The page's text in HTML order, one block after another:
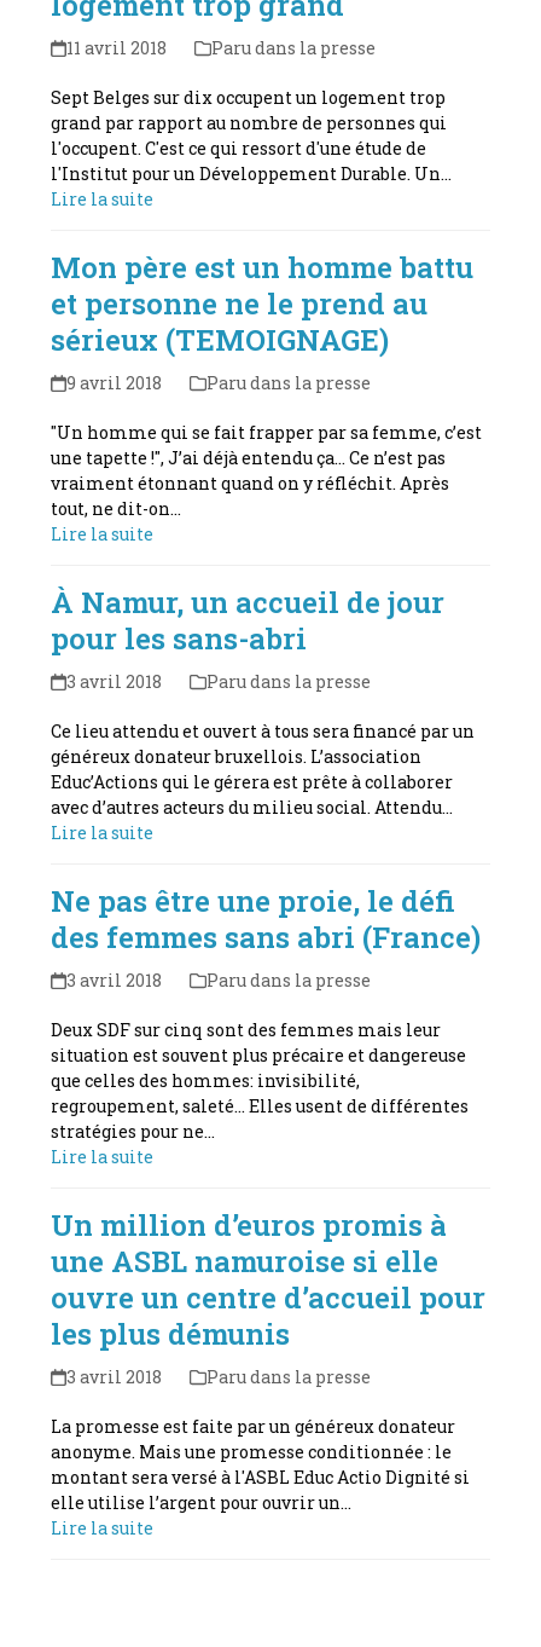
11 avril 2018 Paru dans la presse
Sept Belges sur dix occupent un logement trop
grand par rapport au nombre de personnes qui
l'occupent. C'est ce qui ressort d'une étude de
l'Institut pour un Développement Durable. Un…
Lire la suite
Mon père est un homme battu
et personne ne le prend au
sérieux (TEMOIGNAGE)
9 avril 2018 Paru dans la presse
"Un homme qui se fait frapper par sa femme, c’est
une tapette !", J’ai déjà entendu ça… Ce n’est pas
vraiment étonnant quand on y réfléchit. Après
tout, ne dit-on…
Lire la suite
À Namur, un accueil de jour
pour les sans-abri
3 avril 2018 Paru dans la presse
Ce lieu attendu et ouvert à tous sera financé par un
généreux donateur bruxellois. L’association
Educ’Actions qui le gérera est prête à collaborer
avec d’autres acteurs du milieu social. Attendu…
Lire la suite
Ne pas être une proie, le défi
des femmes sans abri (France)
3 avril 2018 Paru dans la presse
Deux SDF sur cinq sont des femmes mais leur
situation est souvent plus précaire et dangereuse
que celles des hommes: invisibilité,
regroupement, saleté... Elles usent de différentes
stratégies pour ne…
Lire la suite
Un million d’euros promis à
une ASBL namuroise si elle
ouvre un centre d’accueil pour
les plus démunis
3 avril 2018 Paru dans la presse
La promesse est faite par un généreux donateur
anonyme. Mais une promesse conditionnée : le
montant sera versé à l'ASBL Educ Actio Dignité si
elle utilise l’argent pour ouvrir un…
Lire la suite